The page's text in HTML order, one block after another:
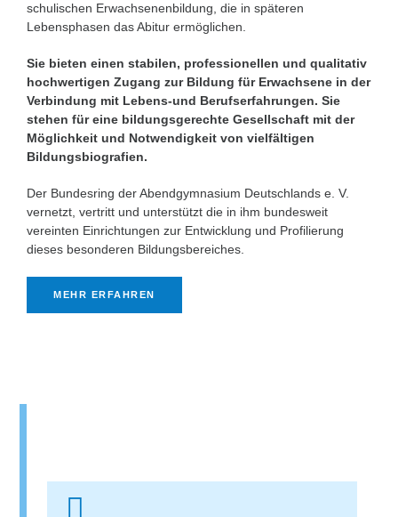
schulischen Erwachsenenbildung, die in späteren
Lebensphasen das Abitur ermöglichen.
Sie bieten einen stabilen, professionellen und qualitativ
hochwertigen Zugang zur Bildung für Erwachsene in der
Verbindung mit Lebens-und Berufserfahrungen. Sie
stehen für eine bildungsgerechte Gesellschaft mit der
Möglichkeit und Notwendigkeit von vielfältigen
Bildungsbiografien.
Der Bundesring der Abendgymnasium Deutschlands e. V.
vernetzt, vertritt und unterstützt die in ihm bundesweit
vereinten Einrichtungen zur Entwicklung und Profilierung
dieses besonderen Bildungsbereiches.
MEHR ERFAHREN